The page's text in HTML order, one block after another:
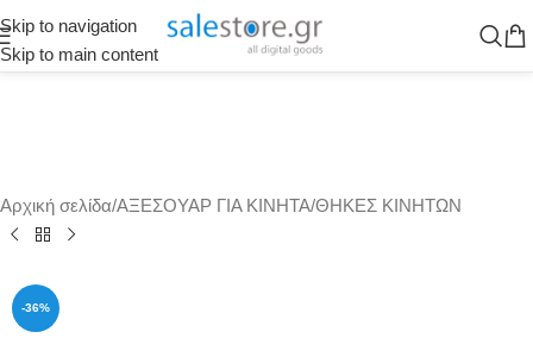
Skip to navigation
Skip to main content
Αρχική σελίδα/ΑΞΕΣΟΥΑΡ ΓΙΑ ΚΙΝΗΤΑ/ΘΗΚΕΣ ΚΙΝΗΤΩΝ
-36%